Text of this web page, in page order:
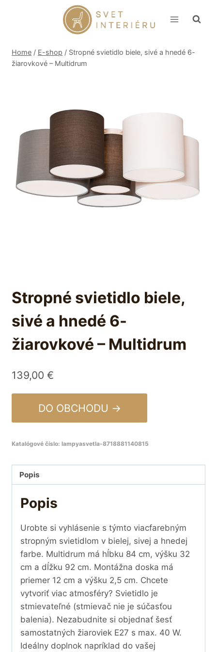
Home / E-shop / Stropné svietidlo biele, sivé a hnedé 6-
žiarovkové – Multidrum
Stropné svietidlo biele,
sivé a hnedé 6-
žiarovkové – Multidrum
139,00 €
DO OBCHODU →
Katalógové číslo: lampyasvetla-8718881140815
Popis
Popis
Urobte si vyhlásenie s týmto viacfarebným
stropným svietidlom v bielej, sivej a hnedej
farbe. Multidrum má hĺbku 84 cm, výšku 32
cm a dĺžku 92 cm. Montážna doska má
priemer 12 cm a výšku 2,5 cm. Chcete
vytvoriť viac atmosféry? Svietidlo je
stmievateľné (stmievač nie je súčasťou
balenia). Nezabudnite si objednať šesť
samostatných žiaroviek E27 s max. 40 W.
Ideálny doplnok napríklad do vašej